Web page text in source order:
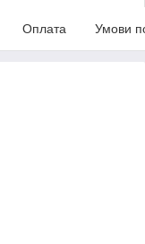
Оплата Умови